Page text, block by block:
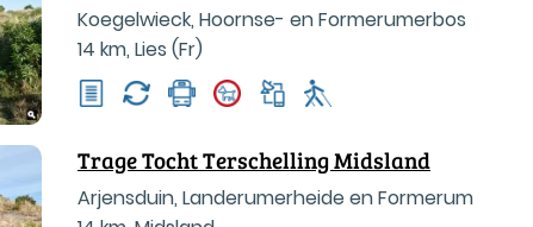
Koegelwieck, Hoornse- en Formerumerbos
14 km, Lies (Fr)
Trage Tocht Terschelling Midsland
Arjensduin, Landerumerheide en Formerum